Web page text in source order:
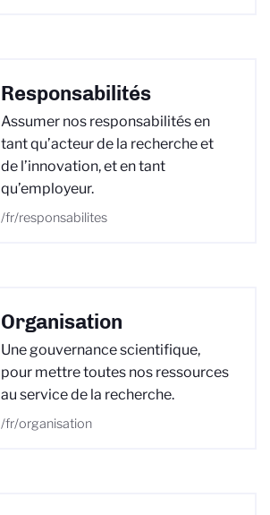
Responsabilités
Assumer nos responsabilités en
tant qu’acteur de la recherche et
de l’innovation, et en tant
qu’employeur.
/fr/responsabilites
Organisation
Une gouvernance scientifique,
pour mettre toutes nos ressources
au service de la recherche.
/fr/organisation